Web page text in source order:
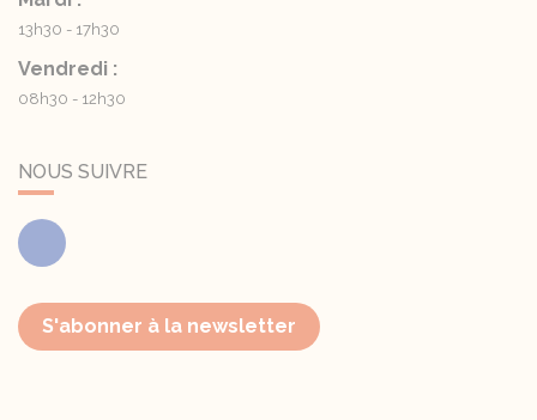
13h30 - 17h30
Vendredi :
08h30 - 12h30
NOUS SUIVRE
Facebook
S'abonner à la newsletter